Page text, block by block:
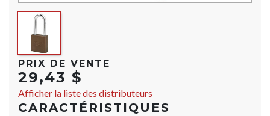
PRIX DE VENTE
29,43 $
Afficher la liste des distributeurs
CARACTÉRISTIQUES